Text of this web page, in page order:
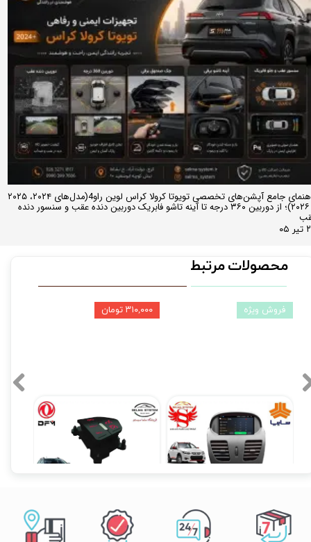
راهنمای جامع آپشن‌های تخصصی تویوتا کرولا کراس لوین راو4(مدل‌های ۲۰۲۴، ۲۰۲۵
و ۲۰۲۶)؛ از دوربین ۳۶۰ درجه تا آینه تاشو فابریک دوربین دنده عقب و سنسور دنده
محصولات مرتبط
۲۰,۵۰۰,۰۰۰ تومان
۲۰,۱۹۰,۰۰۰ تومان
۳۱۰,۰۰۰ تومان
مانیتور فابریک ساینا و کوییک 7 اینچ اندروید مدل W100
۱۰,۳۹۰,۰۰۰ تومان
فروش ویژه
مانیتور فابریکی اندروید تیبا TIBA فولتاچ مدل T3L